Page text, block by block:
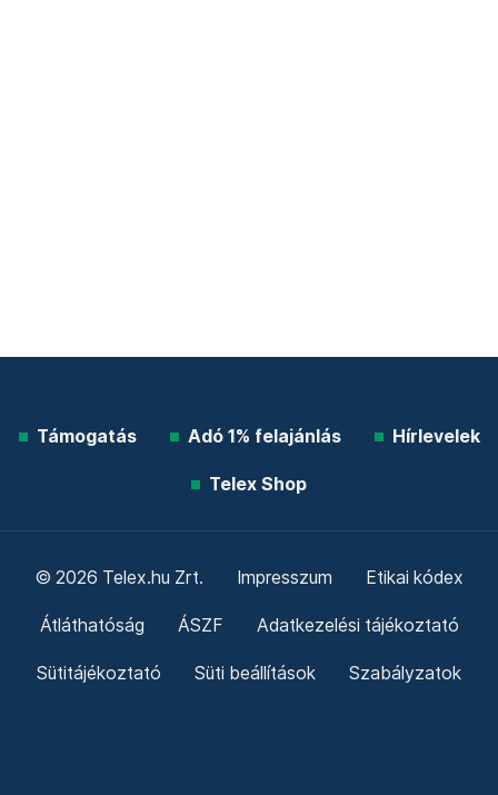
Támogatás Adó 1% felajánlás Hírlevelek
Telex Shop
© 2026 Telex.hu Zrt. Impresszum Etikai kódex
Átláthatóság ÁSZF Adatkezelési tájékoztató
Sütitájékoztató Süti beállítások Szabályzatok